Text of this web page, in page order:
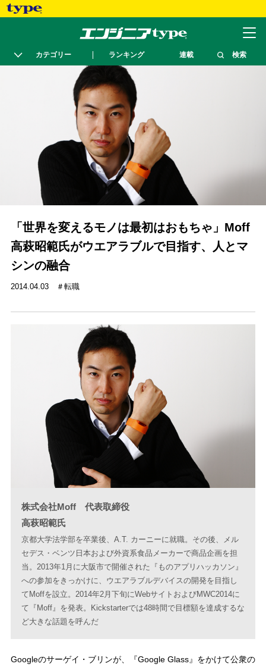
カテゴリー ランキング 連載 検索
「世界を変えるモノは最初はおもちゃ」Moff
高萩昭範氏がウエアラブルで目指す、人とマ
シンの融合
2014.04.03 転職
株式会社Moff 代表取締役
高萩昭範氏
京都大学法学部を卒業後、A.T. カーニーに就職。その後、メル
セデス・ベンツ日本および外資系食品メーカーで商品企画を担
当。2013年1月に大阪市で開催された『ものアプリハッカソン』
への参加をきっかけに、ウエアラブルデバイスの開発を目指し
てMoffを設立。2014年2月下旬にWebサイトおよびMWC2014に
て『Moff』を発表。Kickstarterでは48時間で目標額を達成するな
ど大きな話題を呼んだ
Googleのサーゲイ・ブリンが、『Google Glass』をかけて公衆の